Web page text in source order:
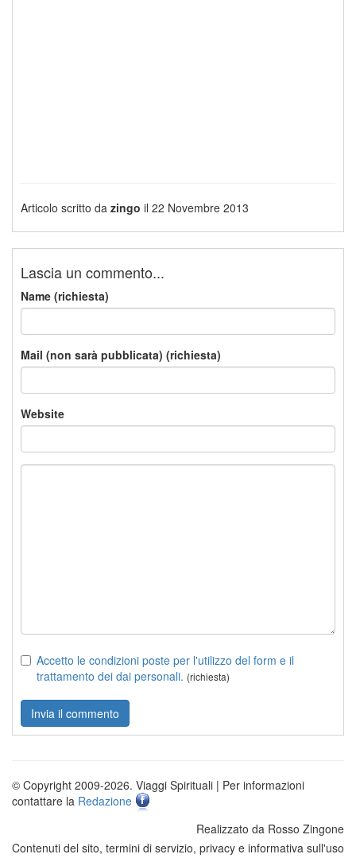
Articolo scritto da zingo il 22 Novembre 2013
Lascia un commento...
Name (richiesta)
Mail (non sarà pubblicata) (richiesta)
Website
Accetto le condizioni poste per l'utilizzo del form e il
trattamento dei dai personali. (richiesta)
© Copyright 2009-2026. Viaggi Spirituali | Per informazioni
contattare la Redazione
Realizzato da Rosso Zingone
Contenuti del sito, termini di servizio, privacy e informativa sull'uso